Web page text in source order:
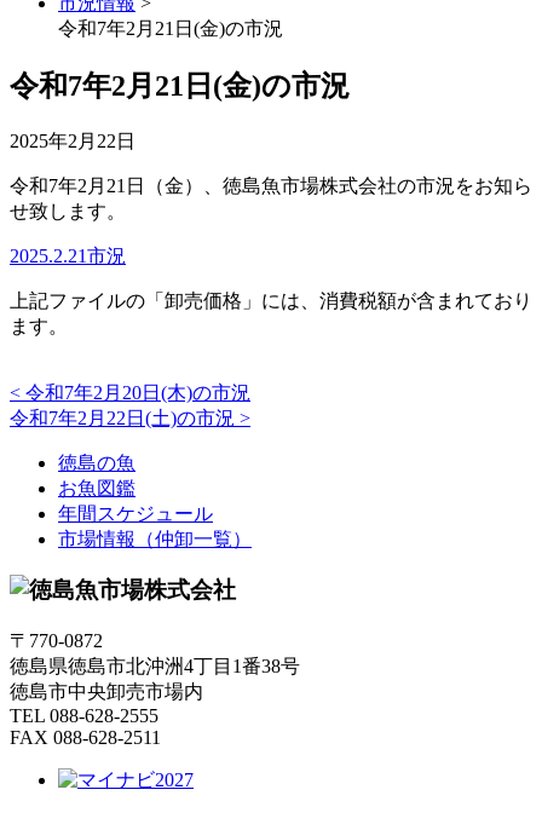
令和7年2月21日(金)の市況
令和7年2月21日(金)の市況
2025年2月22日
令和7年2月21日（金）、徳島魚市場株式会社の市況をお知ら
せ致します。
2025.2.21市況
上記ファイルの「卸売価格」には、消費税額が含まれており
ます。
< 令和7年2月20日(木)の市況
令和7年2月22日(土)の市況 >
徳島の魚
お魚図鑑
年間スケジュール
市場情報（仲卸一覧）
〒770-0872
徳島県徳島市北沖洲4丁目1番38号
徳島市中央卸売市場内
TEL 088-628-2555
FAX 088-628-2511